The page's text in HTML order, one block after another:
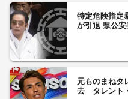
特定危険指定
が引退 県公
元ものまねタ
去 タレント